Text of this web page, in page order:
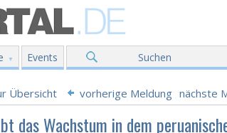
Events Suchen
Übersicht vorherige Meldung nächste
das Wachstum in dem